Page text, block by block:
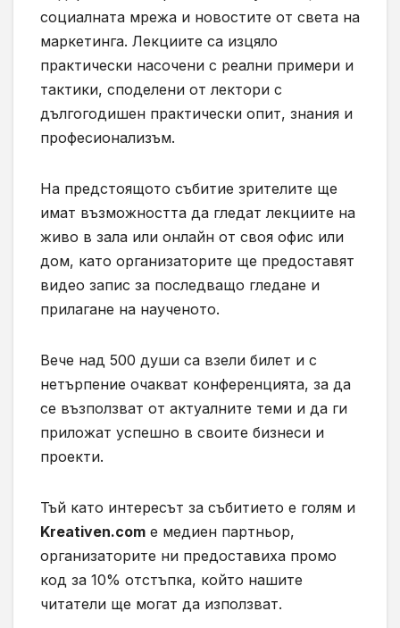
социалната мрежа и новостите от света на
маркетинга. Лекциите са изцяло
практически насочени с реални примери и
тактики, споделени от лектори с
дългогодишен практически опит, знания и
професионализъм.
На предстоящото събитие зрителите ще
имат възможността да гледат лекциите на
живо в зала или онлайн от своя офис или
дом, като организаторите ще предоставят
видео запис за последващо гледане и
прилагане на наученото.
Вече над 500 души са взели билет и с
нетърпение очакват конференцията, за да
се възползват от актуалните теми и да ги
приложат успешно в своите бизнеси и
проекти.
Тъй като интересът за събитието е голям и
Kreativen.com е медиен партньор,
организаторите ни предоставиха промо
код за 10% отстъпка, който нашите
читатели ще могат да използват.